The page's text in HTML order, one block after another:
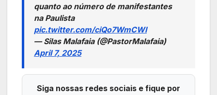
quanto ao número de manifestantes
na Paulista
pic.twitter.com/ciQo7WmCWl
— Silas Malafaia (@PastorMalafaia)
April 7, 2025
Siga nossas redes sociais e fique por